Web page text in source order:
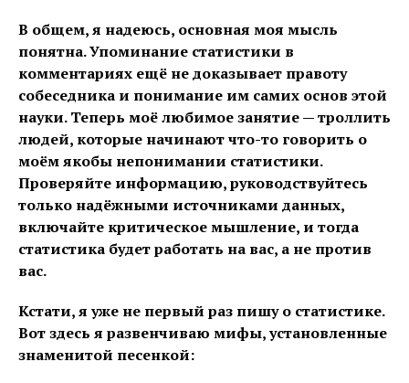
В общем, я надеюсь, основная моя мысль
понятна. Упоминание статистики в
комментариях ещё не доказывает правоту
собеседника и понимание им самих основ этой
науки. Теперь моё любимое занятие — троллить
людей, которые начинают что-то говорить о
моём якобы непонимании статистики.
Проверяйте информацию, руководствуйтесь
только надёжными источниками данных,
включайте критическое мышление, и тогда
статистика будет работать на вас, а не против
вас.
Кстати, я уже не первый раз пишу о статистике.
Вот здесь я развенчиваю мифы, установленные
знаменитой песенкой: